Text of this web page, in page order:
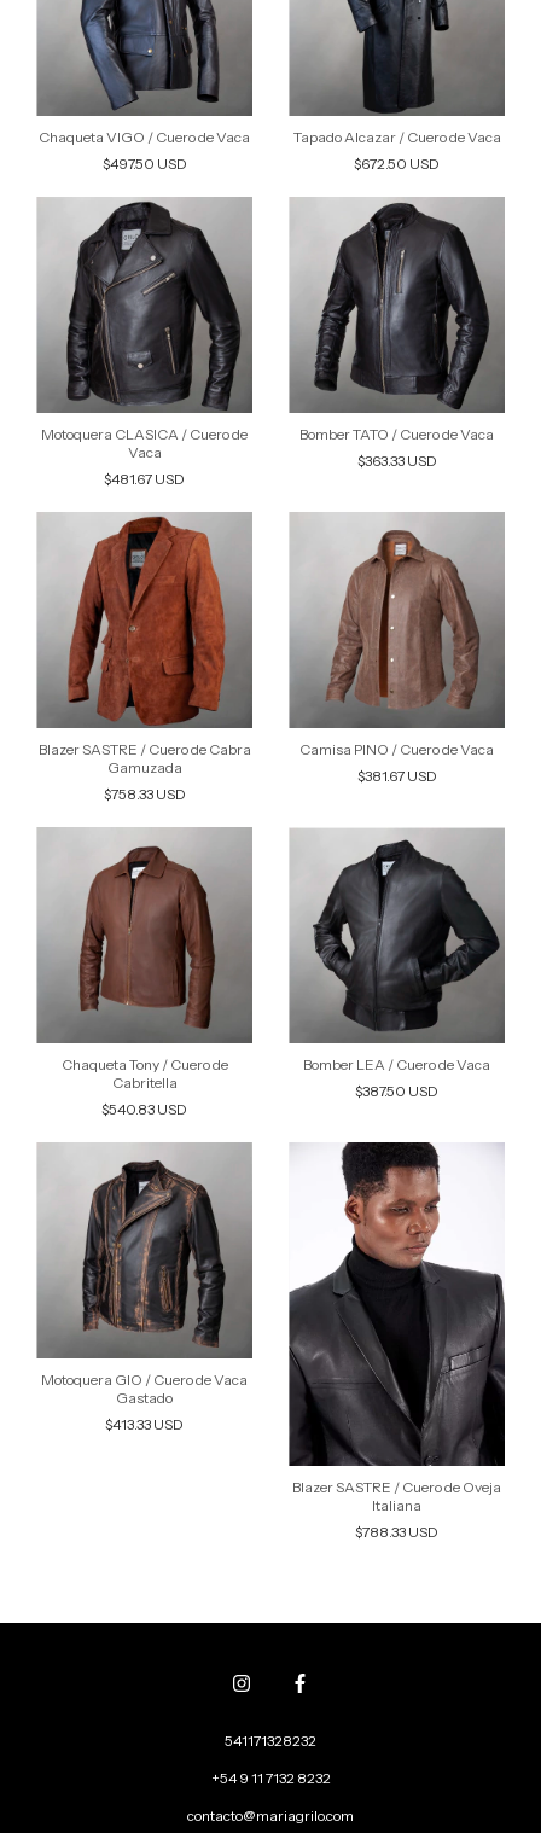
Chaqueta VIGO / Cuero de Vaca
$497.50 USD
Tapado Alcazar / Cuero de Vaca
$672.50 USD
Motoquera CLASICA / Cuero de
Vaca
$481.67 USD
Bomber TATO / Cuero de Vaca
$363.33 USD
Blazer SASTRE / Cuero de Cabra
Gamuzada
$758.33 USD
Camisa PINO / Cuero de Vaca
$381.67 USD
Chaqueta Tony / Cuero de
Cabritella
$540.83 USD
Bomber LEA / Cuero de Vaca
$387.50 USD
Motoquera GIO / Cuero de Vaca
Gastado
$413.33 USD
Blazer SASTRE / Cuero de Oveja
Italiana
$788.33 USD
541171328232
+54 9 11 7132 8232
contacto@mariagrilo.com